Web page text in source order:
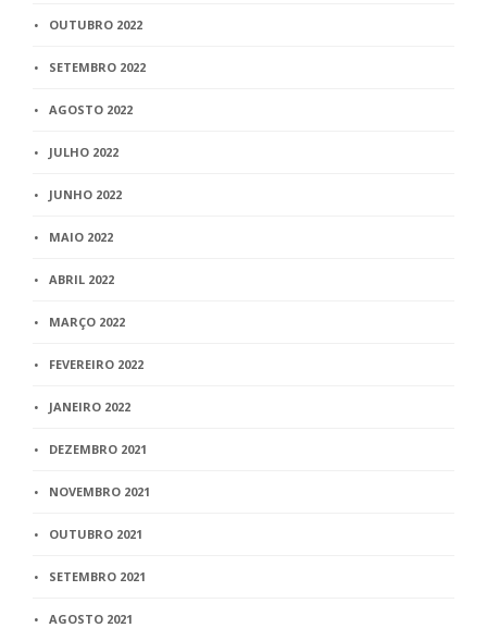
OUTUBRO 2022
SETEMBRO 2022
AGOSTO 2022
JULHO 2022
JUNHO 2022
MAIO 2022
ABRIL 2022
MARÇO 2022
FEVEREIRO 2022
JANEIRO 2022
DEZEMBRO 2021
NOVEMBRO 2021
OUTUBRO 2021
SETEMBRO 2021
AGOSTO 2021